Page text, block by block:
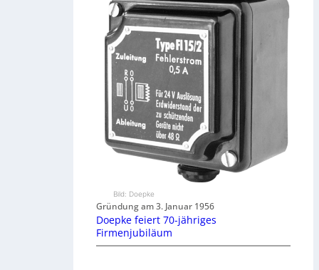
Bild: Doepke
Gründung am 3. Januar 1956
Doepke feiert 70-jähriges
Firmenjubiläum